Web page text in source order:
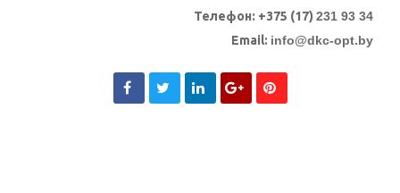
Телефон: +375 (17) 231 93 34
Email: info@dkc-opt.by